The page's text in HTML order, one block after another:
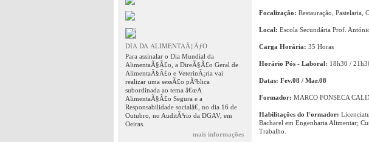
DIA DA ALIMENTAÃ‡ÃƒO
Para assinalar o Dia Mundial da
AlimentaÃ§Ã£o, a DireÃ§Ã£o Geral de
AlimentaÃ§Ã£o e VeterinÃ¡ria vai
realizar uma sessÃ£o pÃºblica
subordinada ao tema â€œA
AlimentaÃ§Ã£o Segura e a
Responsabilidade socialâ€, no dia 16 de
Outubro, no AuditÃ³rio da DGAV, em
Oeiras.
mais informações
Focalização: Restauração, Pastelaria,
Local: Escola Secundária Prof.
Carga Horária: 35 Horas
Horário Pós - Laboral: 18h30 /
Datas: Fev.08 / Mar.08
Formador: MARCO FONSECA
Habilitações do Formador:
Bacharel em Engenharia Alimentar;
Trabalho.